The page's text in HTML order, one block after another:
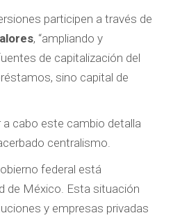
participen a través de
, “ampliando y
de capitalización del
sino capital de
a cabo este cambio detalla
centralismo.
federal está
de México. Esta situación
y empresas privadas